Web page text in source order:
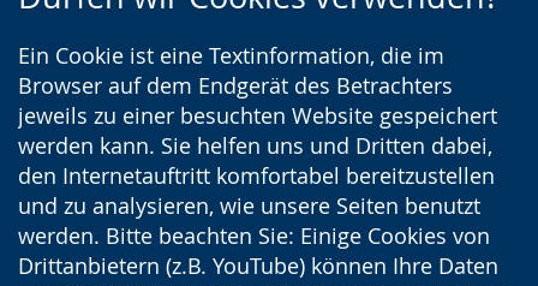
Ein Cookie ist eine Textinformation, die im
Browser auf dem Endgerät des Betrachters
jeweils zu einer besuchten Website gespeichert
werden kann. Sie helfen uns und Dritten dabei,
den Internetauftritt komfortabel bereitzustellen
und zu analysieren, wie unsere Seiten benutzt
werden. Bitte beachten Sie: Einige Cookies von
Drittanbietern (z.B. YouTube) können Ihre Daten